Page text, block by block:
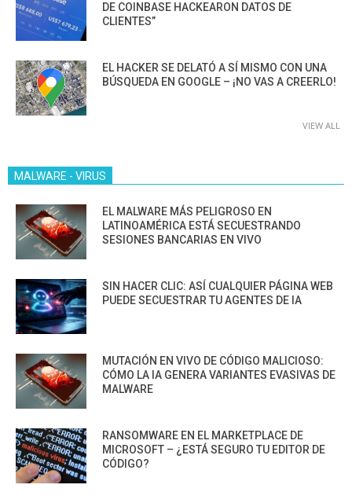
DE COINBASE HACKEARON DATOS DE
CLIENTES”
EL HACKER SE DELATÓ A SÍ MISMO CON UNA
BÚSQUEDA EN GOOGLE – ¡NO VAS A CREERLO!
VIEW ALL
MALWARE - VIRUS
EL MALWARE MÁS PELIGROSO EN
LATINOAMÉRICA ESTÁ SECUESTRANDO
SESIONES BANCARIAS EN VIVO
SIN HACER CLIC: ASÍ CUALQUIER PÁGINA WEB
PUEDE SECUESTRAR TU AGENTES DE IA
MUTACIÓN EN VIVO DE CÓDIGO MALICIOSO:
CÓMO LA IA GENERA VARIANTES EVASIVAS DE
MALWARE
RANSOMWARE EN EL MARKETPLACE DE
MICROSOFT – ¿ESTÁ SEGURO TU EDITOR DE
CÓDIGO?